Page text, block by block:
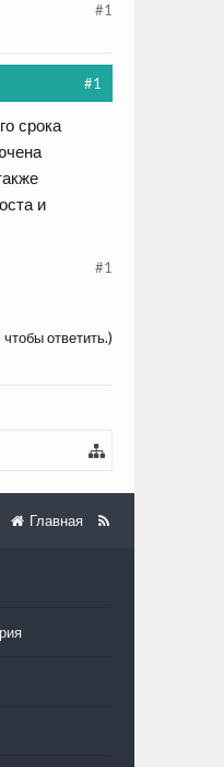
#1
#1
срока
и
#1
ответить.)
Главная